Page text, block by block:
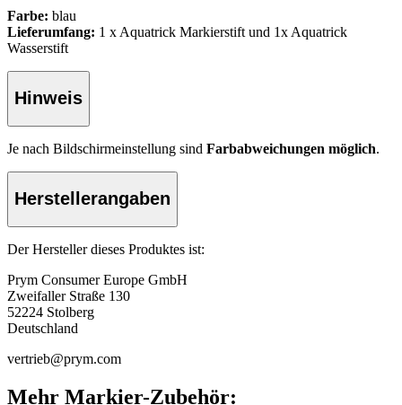
Farbe: blau
Lieferumfang: 1 x Aquatrick Markierstift und 1x Aquatrick
Wasserstift
Hinweis
Je nach Bildschirmeinstellung sind Farbabweichungen möglich.
Herstellerangaben
Der Hersteller dieses Produktes ist:
Prym Consumer Europe GmbH
Zweifaller Straße 130
52224 Stolberg
Deutschland
vertrieb@prym.com
Mehr Markier-Zubehör: